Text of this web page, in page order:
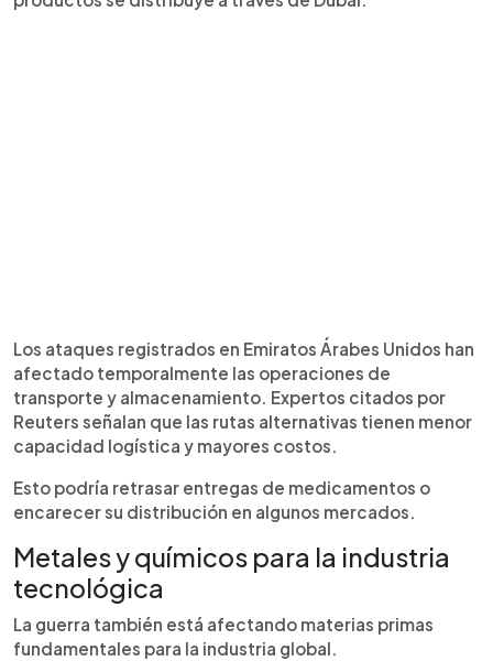
Los ataques registrados en Emiratos Árabes Unidos han
afectado temporalmente las operaciones de
transporte y almacenamiento. Expertos citados por
Reuters señalan que las rutas alternativas tienen menor
capacidad logística y mayores costos.
Esto podría retrasar entregas de medicamentos o
encarecer su distribución en algunos mercados.
Metales y químicos para la industria
tecnológica
La guerra también está afectando materias primas
fundamentales para la industria global.